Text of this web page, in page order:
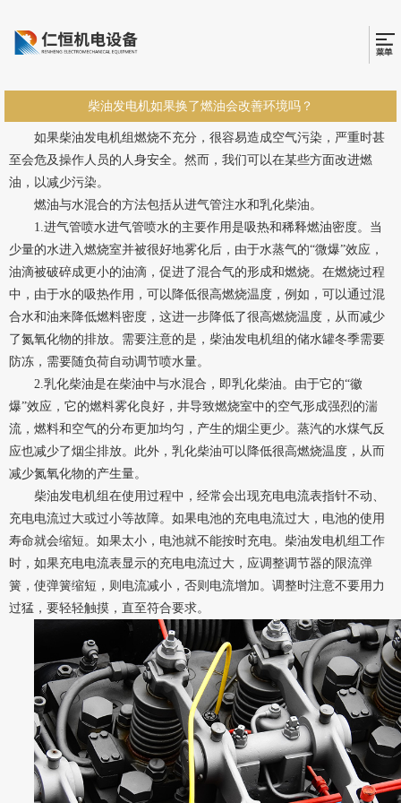
柴油发电机如果换了燃油会改善环境吗？
如果柴油发电机组燃烧不充分，很容易造成空气污染，严重时甚
至会危及操作人员的人身安全。然而，我们可以在某些方面改进燃
油，以减少污染。
燃油与水混合的方法包括从进气管注水和乳化柴油。
1.进气管喷水进气管喷水的主要作用是吸热和稀释燃油密度。当
少量的水进入燃烧室并被很好地雾化后，由于水蒸气的“微爆”效应，
油滴被破碎成更小的油滴，促进了混合气的形成和燃烧。在燃烧过程
中，由于水的吸热作用，可以降低很高燃烧温度，例如，可以通过混
合水和油来降低燃料密度，这进一步降低了很高燃烧温度，从而减少
了氮氧化物的排放。需要注意的是，柴油发电机组的储水罐冬季需要
防冻，需要随负荷自动调节喷水量。
2.乳化柴油是在柴油中与水混合，即乳化柴油。由于它的“徽
爆”效应，它的燃料雾化良好，井导致燃烧室中的空气形成强烈的湍
流，燃料和空气的分布更加均匀，产生的烟尘更少。蒸汽的水煤气反
应也减少了烟尘排放。此外，乳化柴油可以降低很高燃烧温度，从而
减少氮氧化物的产生量。
柴油发电机组在使用过程中，经常会出现充电电流表指针不动、
充电电流过大或过小等故障。如果电池的充电电流过大，电池的使用
寿命就会缩短。如果太小，电池就不能按时充电。柴油发电机组工作
时，如果充电电流表显示的充电电流过大，应调整调节器的限流弹
簧，使弹簧缩短，则电流减小，否则电流增加。调整时注意不要用力
过猛，要轻轻触摸，直至符合要求。